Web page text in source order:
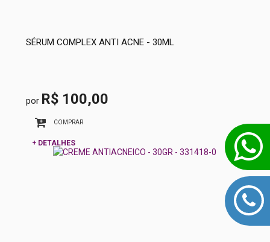
SÉRUM COMPLEX ANTI ACNE - 30ML
por R$ 100,00
COMPRAR
+ DETALHES